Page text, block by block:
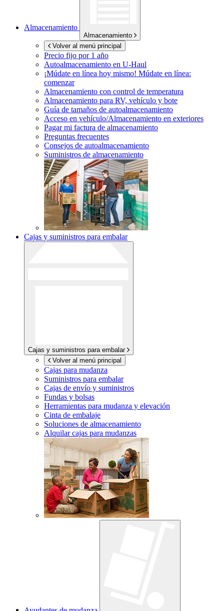
Almacenamiento
Almacenamiento
Volver al menú principal
Precio fijo por 1 año
Autoalmacenamiento en U-Haul
¡Múdate en línea hoy mismo! Múdate en línea:
comenzar
Almacenamiento con control de temperatura
Almacenamiento para RV, vehículo y bote
Guía de tamaños de autoalmacenamiento
Acceso en vehículo/Almacenamiento en exteriores
Pagar mi factura de almacenamiento
Preguntas frecuentes
Consejos de autoalmacenamiento
Suministros de almacenamiento
Cajas y suministros para embalar
Cajas y suministros para embalar
Volver al menú principal
Cajas para mudanza
Suministros para embalar
Cajas de envío y suministros
Fundas y bolsas
Herramientas para mudanza y elevación
Cinta de embalaje
Soluciones de almacenamiento
Alquilar cajas para mudanzas